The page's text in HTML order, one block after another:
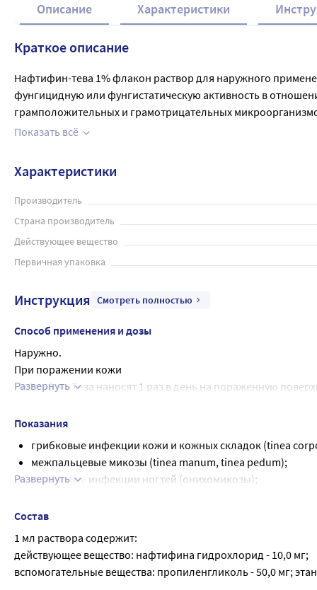
Описание Характеристики
Краткое описание
Нафтифин-тева 1% флакон раствор для наружного
фунгицидную или фунгистатическую активность в
грамположительных и грамотрицательных
способствует быстрому исчезновению симптомов
Показать всё
Характеристики
Производитель
Страна производитель
Действующее вещество
Первичная упаковка
Инструкция Смотреть полностью
Способ применения и дозы
Наружно.
При поражении кожи
Нафтифин-Тева наносят 1 раз в день на пораженную
Длительность терапии при дерматомикозах - 2-4 недели
При поражении ногтей
Нафтифин-Тева наносят 2 раза в день на пораженный
пораженную часть ногтя ножницами или пилкой для ногтей.
Длительность терапии при онихомикозах - до 6 месяцев.
Если после лечения улучшения не наступает или
проконсультироваться с врачом. Применяйте препарат
инструкции. В случае необходимости, пожалуйста,
Развернуть
Показания
грибковые инфекции кожи и кожных складок (tinea
межпальцевые микозы (tinea manum, tinea pedum);
грибковые инфекции ногтей (онихомикозы);
разноцветный (отрубевидный) лишай;
гиперкератозом, а также в зонах роста волос.
Развернуть
Состав
1 мл раствора содержит:
действующее вещество: нафтифина гидрохлорид - 10,0 мг;
вспомогательные вещества: пропиленгликоль - 50,0 мг;